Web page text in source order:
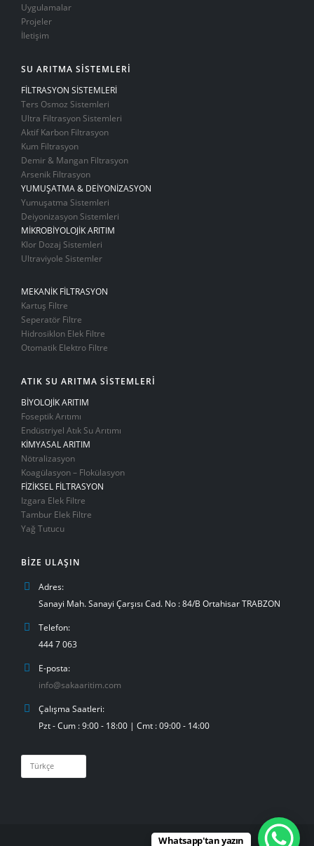
Uygulamalar
Projeler
İletişim
SU ARITMA SİSTEMLERİ
FİLTRASYON SİSTEMLERİ
Ters Osmoz Sistemleri
Ultra Filtrasyon Sistemleri
Aktif Karbon Filtrasyon
Kum Filtrasyon
Demir & Mangan Filtrasyon
Arsenik Filtrasyon
YUMUŞATMA & DEİYONİZASYON
Yumuşatma Sistemleri
Deiyonizasyon Sistemleri
MİKROBİYOLOJİK ARITIM
Klor Dozaj Sistemleri
Ultraviyole Sistemler
MEKANİK FİLTRASYON
Kartuş Filtre
Seperatör Filtre
Hidrosiklon Elek Filtre
Otomatik Elektro Filtre
ATIK SU ARITMA SİSTEMLERİ
BİYOLOJİK ARITIM
Foseptik Arıtımı
Endüstriyel Atık Su Arıtımı
KİMYASAL ARITIM
Nötralizasyon
Koagülasyon – Flokülasyon
FİZİKSEL FİLTRASYON
Izgara Elek Filtre
Tambur Elek Filtre
Yağ Tutucu
BIZE ULAŞIN
Adres:
Sanayi Mah. Sanayi Çarşısı Cad. No : 84/B Ortahisar TRABZON
Telefon:
444 7 063
E-posta:
info@sakaaritim.com
Çalışma Saatleri:
Pzt - Cum : 9:00 - 18:00 | Cmt : 09:00 - 14:00
Dil
Seç
Whatsapp'tan yazın